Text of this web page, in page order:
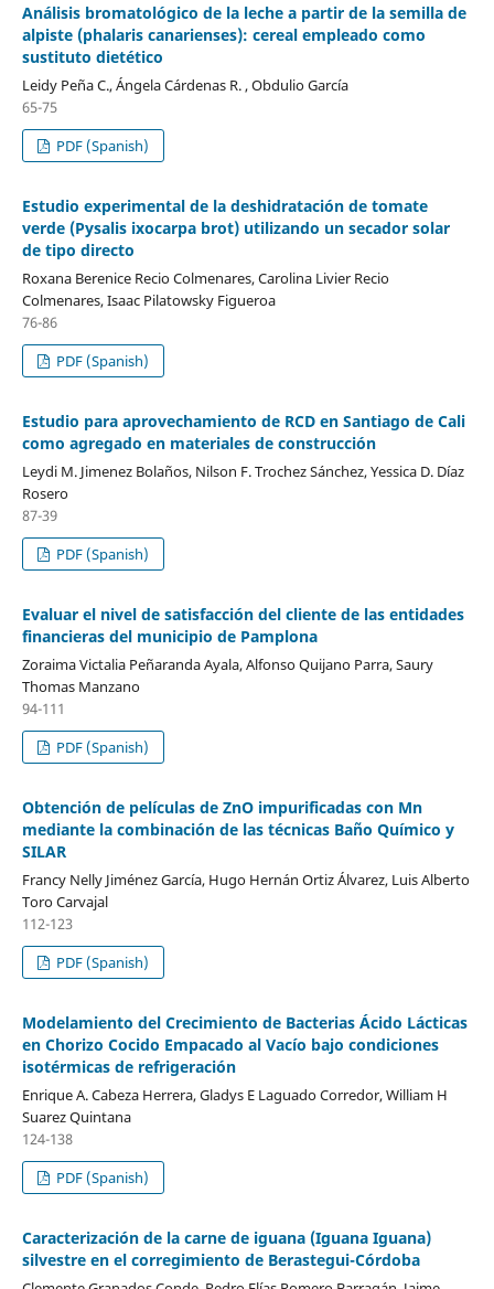
Análisis bromatológico de la leche a partir de la semilla de
alpiste (phalaris canarienses): cereal empleado como
sustituto dietético
Leidy Peña C., Ángela Cárdenas R. , Obdulio García
65-75
PDF (Spanish)
Estudio experimental de la deshidratación de tomate
verde (Pysalis ixocarpa brot) utilizando un secador solar
de tipo directo
Roxana Berenice Recio Colmenares, Carolina Livier Recio
Colmenares, Isaac Pilatowsky Figueroa
76-86
PDF (Spanish)
Estudio para aprovechamiento de RCD en Santiago de Cali
como agregado en materiales de construcción
Leydi M. Jimenez Bolaños, Nilson F. Trochez Sánchez, Yessica D. Díaz
Rosero
87-39
PDF (Spanish)
Evaluar el nivel de satisfacción del cliente de las entidades
financieras del municipio de Pamplona
Zoraima Victalia Peñaranda Ayala, Alfonso Quijano Parra, Saury
Thomas Manzano
94-111
PDF (Spanish)
Obtención de películas de ZnO impurificadas con Mn
mediante la combinación de las técnicas Baño Químico y
SILAR
Francy Nelly Jiménez García, Hugo Hernán Ortiz Álvarez, Luis Alberto
Toro Carvajal
112-123
PDF (Spanish)
Modelamiento del Crecimiento de Bacterias Ácido Lácticas
en Chorizo Cocido Empacado al Vacío bajo condiciones
isotérmicas de refrigeración
Enrique A. Cabeza Herrera, Gladys E Laguado Corredor, William H
Suarez Quintana
124-138
PDF (Spanish)
Caracterización de la carne de iguana (Iguana Iguana)
silvestre en el corregimiento de Berastegui-Córdoba